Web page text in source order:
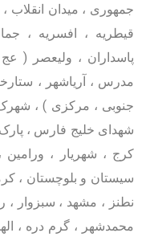
جمهوری ، میدان انقلاب ،
قیطریه ، افسریه ،
پاسداران ، ولیعصر (
مدرس ، آریاشهر ،
جنوبی ، مرکزی ) ،
شهدای خلیج فارس ،
کرج ، شهریار ،
سیستان و بلوچستان ،
نطنز ، مشهد ، سبزوار ،
محمدشهر ، گرم دره ،